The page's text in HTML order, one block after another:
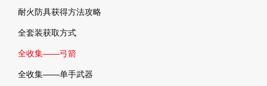
耐火防具获得方法攻略
全套装获取方式
全收集——弓箭
全收集——单手武器